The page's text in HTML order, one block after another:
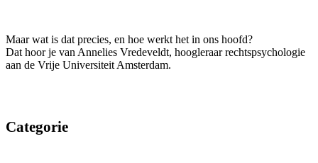
Maar wat is dat precies, en hoe werkt het in ons hoofd?
Dat hoor je van Annelies Vredeveldt, hoogleraar rechtspsychologie
aan de Vrije Universiteit Amsterdam.
Categorie